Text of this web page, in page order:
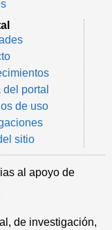
portal
de uso
sitio
al apoyo de
de investigación,